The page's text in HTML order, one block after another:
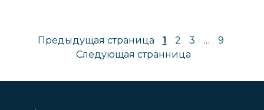
Предыдущая страница 1 2 3 …
9
Следующая странница